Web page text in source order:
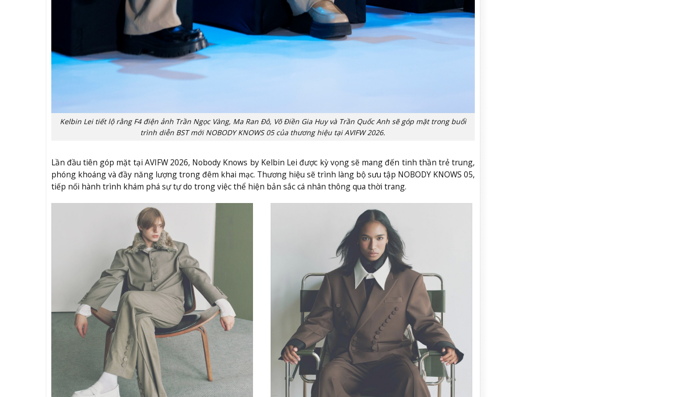
Kelbin Lei tiết lộ rằng F4 điện ảnh Trần Ngọc Vàng, Ma Ran Đô, Võ Điền Gia Huy và Trần Quốc Anh sẽ góp mặt trong buổi
trình diễn BST mới NOBODY KNOWS 05 của thương hiệu tại AVIFW 2026.
Lần đầu tiên góp mặt tại AVIFW 2026, Nobody Knows by Kelbin Lei được kỳ vọng sẽ mang đến tinh thần trẻ trung,
phóng khoáng và đầy năng lượng trong đêm khai mạc. Thương hiệu sẽ trình làng bộ sưu tập NOBODY KNOWS 05,
tiếp nối hành trình khám phá sự tự do trong việc thể hiện bản sắc cá nhân thông qua thời trang.